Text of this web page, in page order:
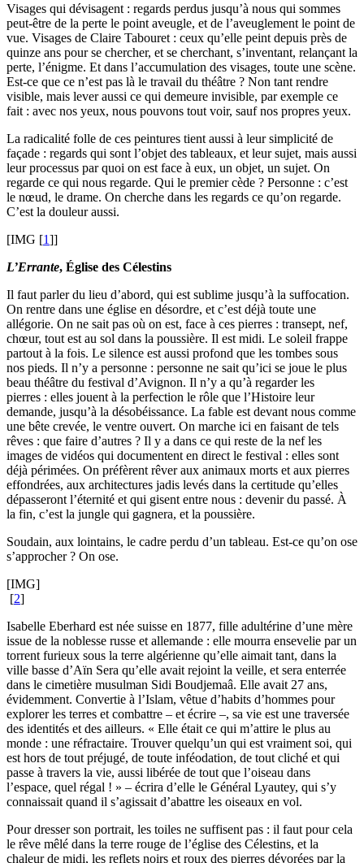
Visages qui dévisagent : regards perdus jusqu’à nous qui sommes
peut-être de la perte le point aveugle, et de l’aveuglement le point de
vue. Visages de Claire Tabouret : ceux qu’elle peint depuis près de
quinze ans pour se chercher, et se cherchant, s’inventant, relançant la
perte, l’énigme. Et dans l’accumulation des visages, toute une scène.
Est-ce que ce n’est pas là le travail du théâtre ? Non tant rendre
visible, mais lever aussi ce qui demeure invisible, par exemple ce
fait : avec nos yeux, nous pouvons tout voir, sauf nos propres yeux.
La radicalité folle de ces peintures tient aussi à leur simplicité de
façade : regards qui sont l’objet des tableaux, et leur sujet, mais aussi
leur processus par quoi on est face à eux, un objet, un sujet. On
regarde ce qui nous regarde. Qui le premier cède ? Personne : c’est
le nœud, le drame. On cherche dans les regards ce qu’on regarde.
C’est la douleur aussi.
[IMG [1]]
L’Errante, Église des Célestins
Il faut parler du lieu d’abord, qui est sublime jusqu’à la suffocation.
On rentre dans une église en désordre, et c’est déjà toute une
allégorie. On ne sait pas où on est, face à ces pierres : transept, nef,
chœur, tout est au sol dans la poussière. Il est midi. Le soleil frappe
partout à la fois. Le silence est aussi profond que les tombes sous
nos pieds. Il n’y a personne : personne ne sait qu’ici se joue le plus
beau théâtre du festival d’Avignon. Il n’y a qu’à regarder les
pierres : elles jouent à la perfection le rôle que l’Histoire leur
demande, jusqu’à la désobéissance. La fable est devant nous comme
une bête crevée, le ventre ouvert. On marche ici en faisant de tels
rêves : que faire d’autres ? Il y a dans ce qui reste de la nef les
images de vidéos qui documentent en direct le festival : elles sont
déjà périmées. On préfèrent rêver aux animaux morts et aux pierres
effondrées, aux architectures jadis levés dans la certitude qu’elles
dépasseront l’éternité et qui gisent entre nous : devenir du passé. À
la fin, c’est la jungle qui gagnera, et la poussière.
Soudain, aux lointains, le cadre perdu d’un tableau. Est-ce qu’on ose
s’approcher ? On ose.
[IMG]
[2]
Isabelle Eberhard est née suisse en 1877, fille adultérine d’une mère
issue de la noblesse russe et allemande : elle mourra ensevelie par un
torrent furieux sous la terre algérienne qu’elle aimait tant, dans la
ville basse d’Aïn Sera qu’elle avait rejoint la veille, et sera enterrée
dans le cimetière musulman Sidi Boudjemaâ. Elle avait 27 ans,
évidemment. Convertie à l’Islam, vêtue d’habits d’hommes pour
explorer les terres et combattre – et écrire –, sa vie est une traversée
des identités et des ailleurs. « Elle était ce qui m’attire le plus au
monde : une réfractaire. Trouver quelqu’un qui est vraiment soi, qui
est hors de tout préjugé, de toute inféodation, de tout cliché et qui
passe à travers la vie, aussi libérée de tout que l’oiseau dans
l’espace, quel régal ! » – écrira d’elle le Général Lyautey, qui s’y
connaissait quand il s’agissait d’abattre les oiseaux en vol.
Pour dresser son portrait, les toiles ne suffisent pas : il faut pour cela
le rêve mêlé dans la terre rouge de l’église des Célestins, et la
chaleur de midi, les reflets noirs et roux des pierres dévorées par la